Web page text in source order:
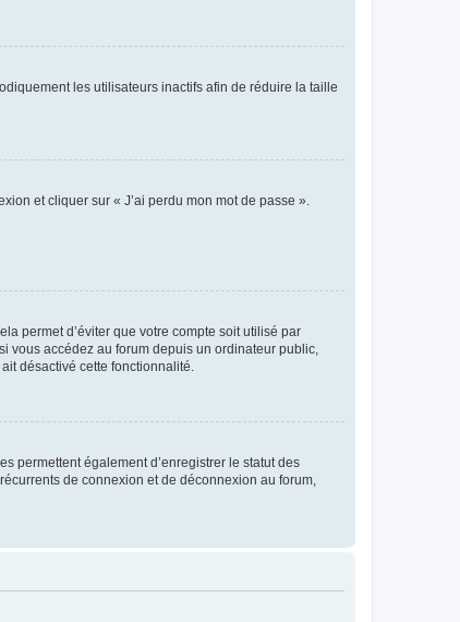
les utilisateurs inactifs afin de réduire la taille
et cliquer sur « J’ai perdu mon mot de passe ».
permet d’éviter que votre compte soit utilisé par
vous accédez au forum depuis un ordinateur public,
désactivé cette fonctionnalité.
permettent également d’enregistrer le statut des
de connexion et de déconnexion au forum,